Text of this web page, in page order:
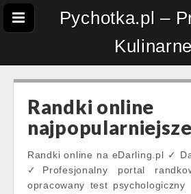
Pychotka.pl –
Kulinarne
Randki online
najpopularniejsze
Randki online na eDarling.pl ✓
✓Profesjonalny portal
opracowany test